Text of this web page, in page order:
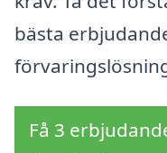
bästa
Få 3